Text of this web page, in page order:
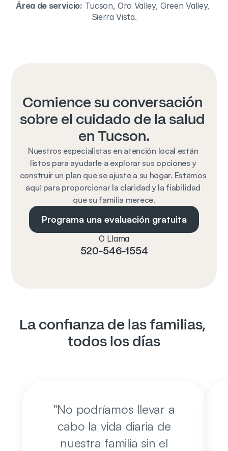
Área de servicio: Tucson, Oro Valley, Green Valley,
Sierra Vista.
Comience su conversación
sobre el cuidado de la salud
en Tucson.
Nuestros especialistas en atención local están
listos para ayudarle a explorar sus opciones y
construir un plan que se ajuste a su hogar. Estamos
aquí para proporcionar la claridad y la fiabilidad
que su familia merece.
Programa una evaluación gratuita
O Llama
520-546-1554
La confianza de las familias,
todos los días
"No podríamos llevar a
cabo la vida diaria de
nuestra familia sin el